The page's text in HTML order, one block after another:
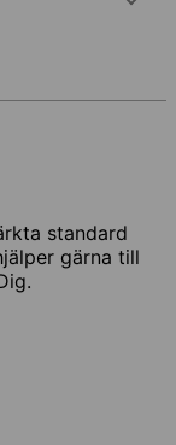
standard
gärna till